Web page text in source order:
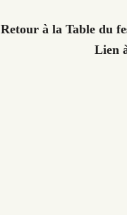
Retour à la Table du
Lien